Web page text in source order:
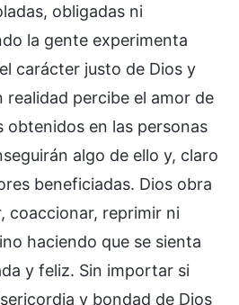
obligadas ni
la gente experimenta
carácter justo de Dios y
realidad percibe el amor de
obtenidos en las personas
algo de ello y, claro
beneficiadas. Dios obra
coaccionar, reprimir ni
haciendo que se sienta
y feliz. Sin importar si
y bondad de Dios